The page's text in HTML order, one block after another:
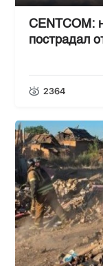
CENTCOM:
пострадал
2364